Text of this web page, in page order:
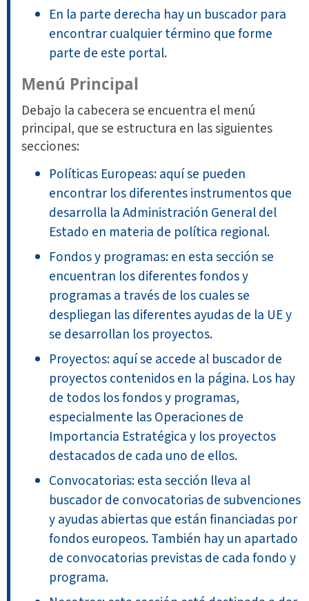
En la parte derecha hay un buscador para
encontrar cualquier término que forme
parte de este portal.
Menú Principal
Debajo la cabecera se encuentra el menú
principal, que se estructura en las siguientes
secciones:
Políticas Europeas: aquí se pueden
encontrar los diferentes instrumentos que
desarrolla la Administración General del
Estado en materia de política regional.
Fondos y programas: en esta sección se
encuentran los diferentes fondos y
programas a través de los cuales se
despliegan las diferentes ayudas de la UE y
se desarrollan los proyectos.
Proyectos: aquí se accede al buscador de
proyectos contenidos en la página. Los hay
de todos los fondos y programas,
especialmente las Operaciones de
Importancia Estratégica y los proyectos
destacados de cada uno de ellos.
Convocatorias: esta sección lleva al
buscador de convocatorias de subvenciones
y ayudas abiertas que están financiadas por
fondos europeos. También hay un apartado
de convocatorias previstas de cada fondo y
programa.